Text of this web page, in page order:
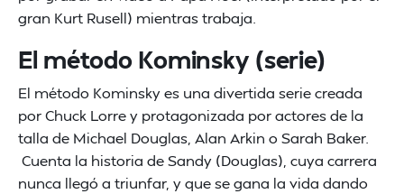
gran Kurt Rusell) mientras trabaja.
El método Kominsky (serie)
El método Kominsky es una divertida serie creada
por Chuck Lorre y protagonizada por actores de la
talla de Michael Douglas, Alan Arkin o Sarah Baker.
Cuenta la historia de Sandy (Douglas), cuya carrera
nunca llegó a triunfar, y que se gana la vida dando